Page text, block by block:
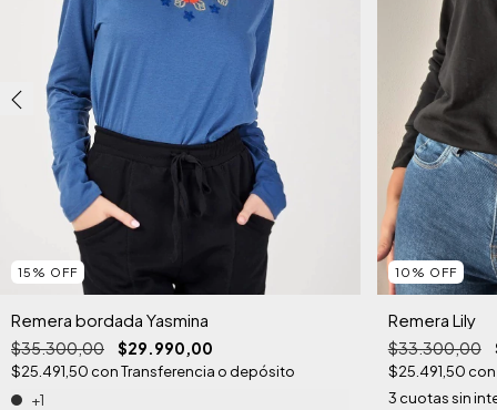
15 % OFF
Remera bordada Yasmina
$35.300,00 $29.990,00
$25.491,50 conTransferencia o depósito
+1
10 % OFF
Remera Lily
$33.300,00
$25.491,50 con
3 cuotas sin